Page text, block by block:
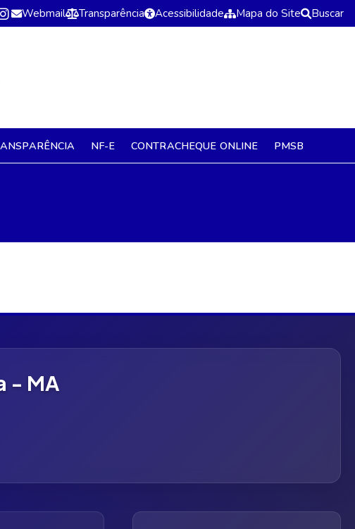
Webmail Transparência Acessibilidade Mapa do Site Buscar
NF-E CONTRACHEQUE ONLINE PMSB
- MA